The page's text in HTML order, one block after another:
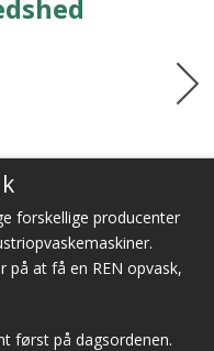
forskellige producenter
på at få en REN opvask,
først på dagsordenen.